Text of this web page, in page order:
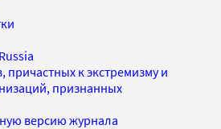
причастных к экстремизму и
признанных
версию журнала